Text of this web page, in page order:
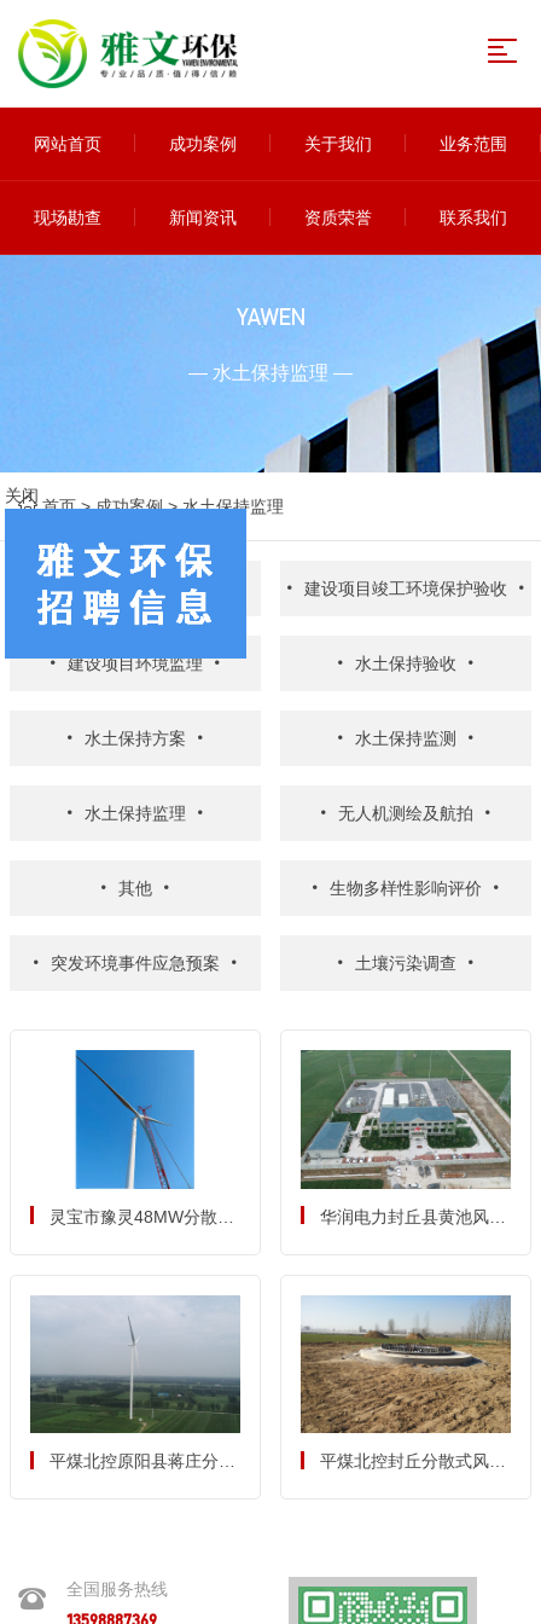
网站首页 成功案例 关于我们 业务范围
现场勘查 新闻资讯 资质荣誉 联系我们
YAWEN
— 水土保持监理 —
首页>成功案例>水土保持监理
环境影响评价 建设项目竣工环境保护验收
建设项目环境监理 水土保持验收
水土保持方案 水土保持监测
水土保持监理 无人机测绘及航拍
其他 生物多样性影响评价
突发环境事件应急预案 土壤污染调查
灵宝市豫灵48MW分散式
华润电力封丘县黄池风电
平煤北控原阳县蒋庄分散
平煤北控封丘分散式风电
全国服务热线
关闭